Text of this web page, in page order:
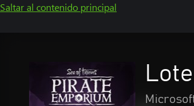
Saltar al contenido principal